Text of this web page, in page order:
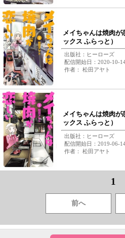
メイちゃんは焼肉が
ックス ふらっと）
出版社：ヒーローズ
配信開始日：2020-10-
作者： 松田アヤト
メイちゃんは焼肉が
ックス ふらっと）
出版社：ヒーローズ
配信開始日：2019-06-
作者： 松田アヤト
1
前へ